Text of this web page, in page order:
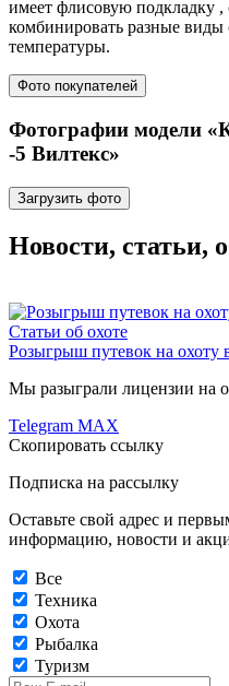
имеет флисовую подкладку
комбинировать разные
температуры.
Фото покупателей
Фотографии модели
-5 Вилтекс»
Загрузить фото
Новости, статьи,
Статьи об охоте
Розыгрыш путевок на охоту
Мы разыграли лицензии на
Telegram MAX
Скопировать ссылку
Подписка на рассылку
Оставьте свой адрес и
информацию, новости и
Все
Техника
Охота
Рыбалка
Туризм